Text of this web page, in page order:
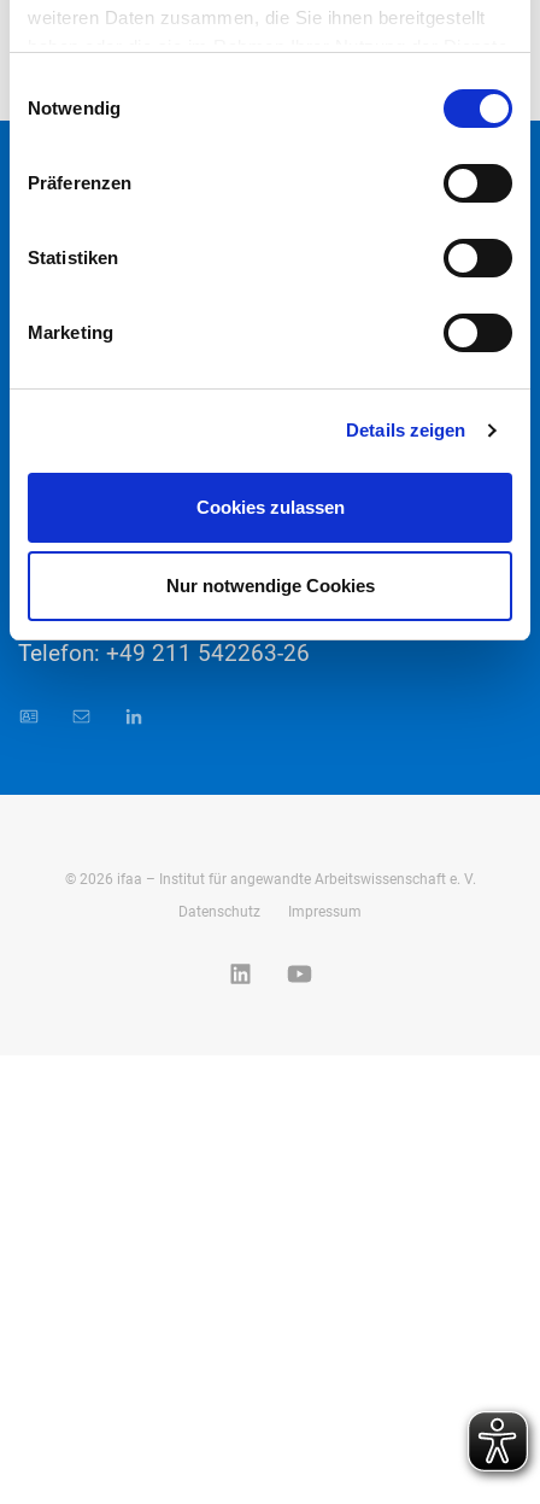
weiteren Daten zusammen, die Sie ihnen bereitgestellt
Notwendig
Präferenzen
Statistiken
Marketing
Details zeigen
Cookies zulassen
Nur notwendige Cookies
Christine Molketin M.A.
Referentin Presse- und Öffentlichkeitsarbeit
Telefon: +49 211 542263-26
© 2026 ifaa – Institut für angewandte Arbeitswissenschaft e. V.
Datenschutz
Impressum